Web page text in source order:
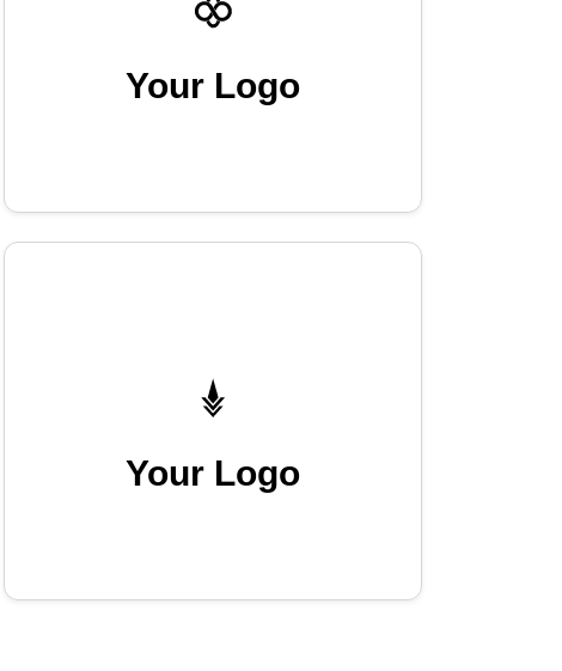
Your Logo
Your Logo